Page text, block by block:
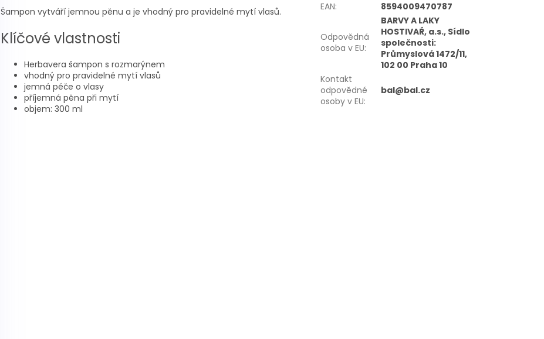
Šampon vytváří jemnou pěnu a je vhodný pro pravidelné mytí vlasů.
Klíčové vlastnosti
Herbavera šampon s rozmarýnem
vhodný pro pravidelné mytí vlasů
jemná péče o vlasy
příjemná pěna při mytí
objem: 300 ml
EAN: 8594009470787
Odpovědná
osoba v EU:
BARVY A LAKY
HOSTIVAŘ, a.s., Sídlo
společnosti:
Průmyslová 1472/11,
102 00 Praha 10
Kontakt
odpovědné
osoby v EU:
bal@bal.cz